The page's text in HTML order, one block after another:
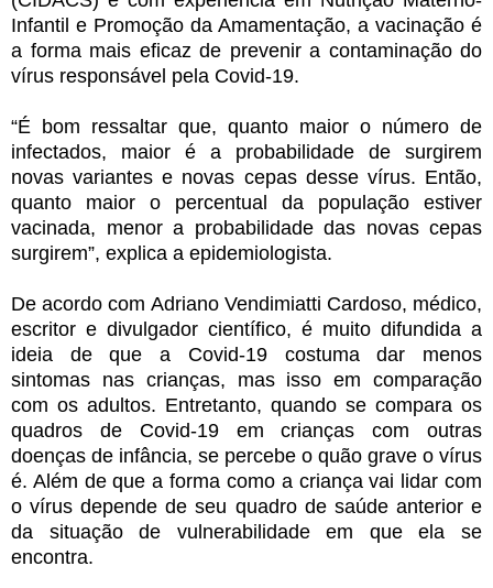
Infantil e Promoção da Amamentação, a vacinação é
a forma mais eficaz de prevenir a contaminação do
vírus responsável pela Covid-19.
“É bom ressaltar que, quanto maior o número de
infectados, maior é a probabilidade de surgirem
novas variantes e novas cepas desse vírus. Então,
quanto maior o percentual da população estiver
vacinada, menor a probabilidade das novas cepas
surgirem”, explica a epidemiologista.
De acordo com Adriano Vendimiatti Cardoso, médico,
escritor e divulgador científico, é muito difundida a
ideia de que a Covid-19 costuma dar menos
sintomas nas crianças, mas isso em comparação
com os adultos. Entretanto, quando se compara os
quadros de Covid-19 em crianças com outras
doenças de infância, se percebe o quão grave o vírus
é. Além de que a forma como a criança vai lidar com
o vírus depende de seu quadro de saúde anterior e
da situação de vulnerabilidade em que ela se
encontra.